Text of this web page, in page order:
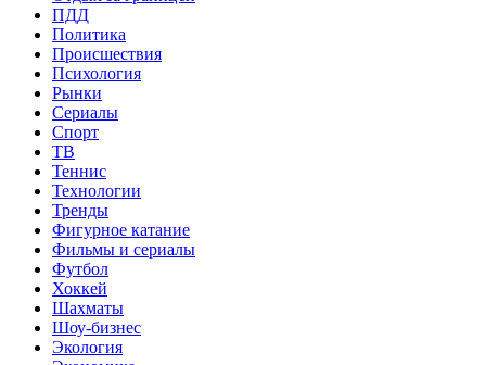
ПДД
Политика
Происшествия
Психология
Рынки
Сериалы
Спорт
ТВ
Теннис
Технологии
Тренды
Фигурное катание
Фильмы и сериалы
Футбол
Хоккей
Шахматы
Шоу-бизнес
Экология